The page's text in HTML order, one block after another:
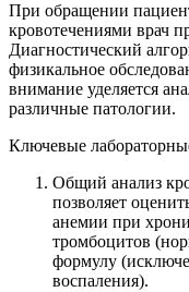
При обращении
кровотечениями врач
Диагностический
физикальное
внимание уделяется
различные патологии.
Ключевые
Общий анализ
позволяет
анемии при
тромбоцитов
формулу
воспаления).